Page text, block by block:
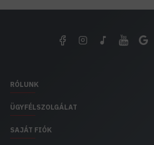
RÓLUNK
ÜGYFÉLSZOLGÁLAT
SAJÁT FIÓK